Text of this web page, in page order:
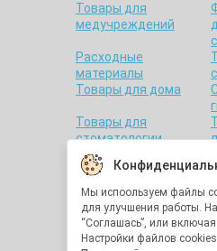
Мы испоользуем файлы
для улучшения работы.
“Соглашась”, или
Настройки файлов
Товары для
медучреждений
Расходные
материалы
Товары для дома
Товары для
стоматологии
Красота и
здоровье
Средства
индивидуальной
защиты